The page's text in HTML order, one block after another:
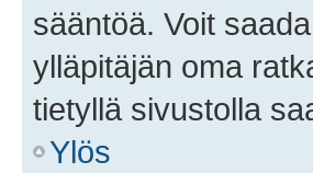
sääntöä. Voit
ylläpitäjän oma
tietyllä sivustolla
Ylös